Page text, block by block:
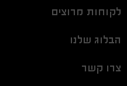
לקוחות מרוצים
הבלוג שלנו
צרו קשר